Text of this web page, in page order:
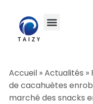
Accueil »Actualités »
de cacahuètes
marché des snacks